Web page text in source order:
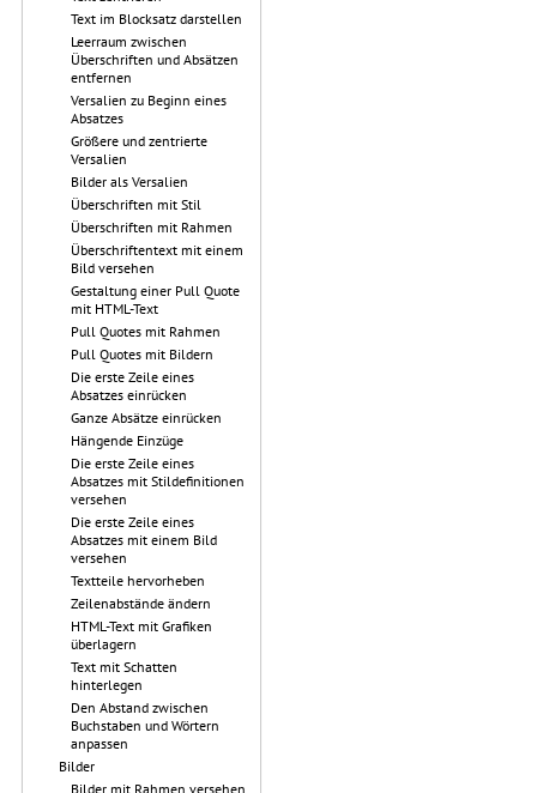
Text im Blocksatz darstellen
Leerraum zwischen
Überschriften und Absätzen
entfernen
Versalien zu Beginn eines
Absatzes
Größere und zentrierte
Versalien
Bilder als Versalien
Überschriften mit Stil
Überschriften mit Rahmen
Überschriftentext mit einem
Bild versehen
Gestaltung einer Pull Quote
mit HTML-Text
Pull Quotes mit Rahmen
Pull Quotes mit Bildern
Die erste Zeile eines
Absatzes einrücken
Ganze Absätze einrücken
Hängende Einzüge
Die erste Zeile eines
Absatzes mit Stildefinitionen
versehen
Die erste Zeile eines
Absatzes mit einem Bild
versehen
Textteile hervorheben
Zeilenabstände ändern
HTML-Text mit Grafiken
überlagern
Text mit Schatten
hinterlegen
Den Abstand zwischen
Buchstaben und Wörtern
anpassen
Bilder
Bilder mit Rahmen versehen